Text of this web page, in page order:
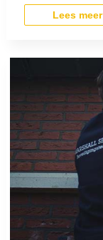
Lees meer